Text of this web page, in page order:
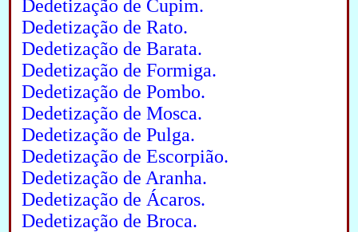
Dedetização de Cupim.
Dedetização de Rato.
Dedetização de Barata.
Dedetização de Formiga.
Dedetização de Pombo.
Dedetização de Mosca.
Dedetização de Pulga.
Dedetização de Escorpião.
Dedetização de Aranha.
Dedetização de Ácaros.
Dedetização de Broca.